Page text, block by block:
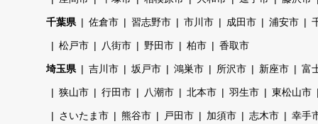
千葉県 佐倉市 習志野市 市川市 成田市 浦安市
松戸市 八街市 野田市 柏市 香取市
埼玉県 吉川市 坂戸市 鴻巣市 所沢市 新座市 富
狭山市 行田市 八潮市 北本市 羽生市 東松山市
さいたま市 熊谷市 戸田市 加須市 志木市 幸手